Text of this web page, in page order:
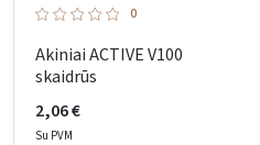
0
Akiniai ACTIVE V100
skaidrūs
2,06 €
Su PVM